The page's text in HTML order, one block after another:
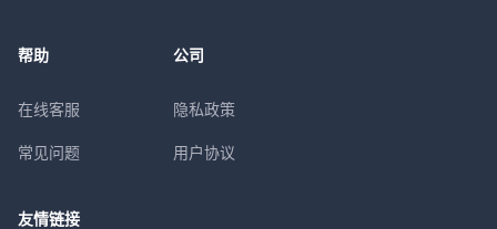
帮助
在线客服
常见问题
公司
隐私政策
用户协议
友情链接